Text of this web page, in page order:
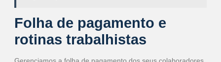
Folha de pagamento e
rotinas trabalhistas